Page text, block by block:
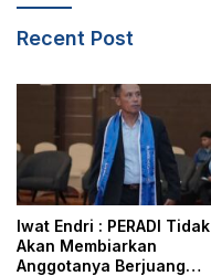
Recent Post
Iwat Endri : PERADI Tidak
Akan Membiarkan
Anggotanya Berjuang